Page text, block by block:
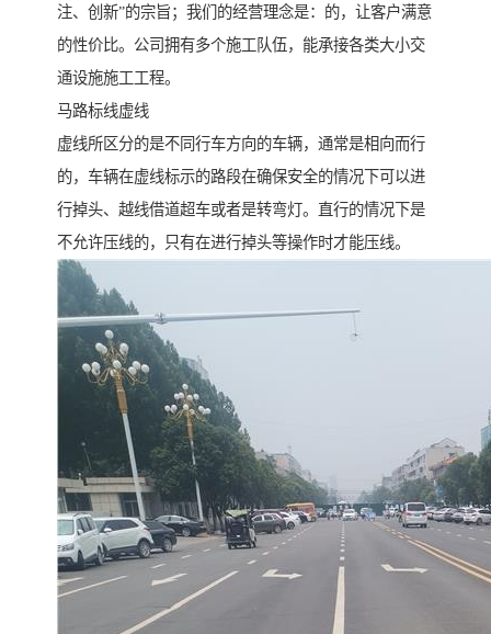
注、创新”的宗旨；我们的经营理念是：的，让客户满意
的性价比。公司拥有多个施工队伍，能承接各类大小交
通设施施工工程。
马路标线虚线
虚线所区分的是不同行车方向的车辆，通常是相向而行
的，车辆在虚线标示的路段在确保安全的情况下可以进
行掉头、越线借道超车或者是转弯灯。直行的情况下是
不允许压线的，只有在进行掉头等操作时才能压线。